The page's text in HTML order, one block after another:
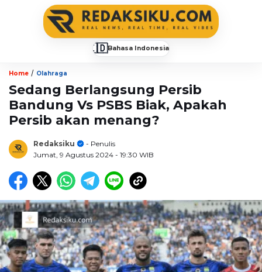
🇮🇩Bahasa Indonesia
Home / Olahraga
Sedang Berlangsung Persib
Bandung Vs PSBS Biak, Apakah
Persib akan menang?
Redaksiku
- Penulis
Jumat, 9 Agustus 2024 - 19:30 WIB